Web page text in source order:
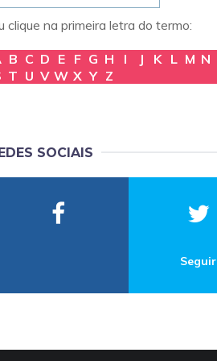
clique na primeira letra do termo:
B C D E F G H I J K L M N
T U V W X Y Z
SOCIAIS
Seguir